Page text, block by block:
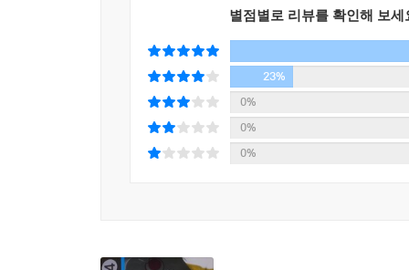
별점별로 리뷰를 확인해 보세
23%
0%
0%
0%